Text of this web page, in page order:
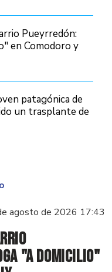
Pueyrredón:
en Comodoro y
patagónica de
un trasplante de
agosto de 2026 17:43
"a domicilio"